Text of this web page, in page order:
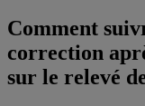
Comment
correction
sur le relevé